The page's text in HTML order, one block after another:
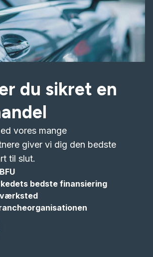
du sikret en
vores mange
giver vi dig den bedste
til slut.
bedste finansiering